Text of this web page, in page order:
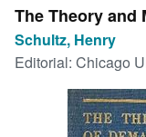
Consultar mis pedidos
Búsqueda avanzada
Libros antiguos
The Theory and
Schultz, Henry
Editorial: Chicago